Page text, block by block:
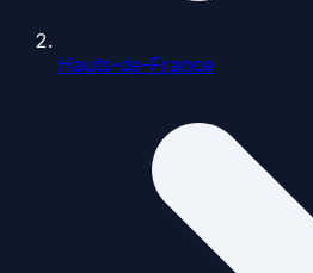
Hauts-de-France